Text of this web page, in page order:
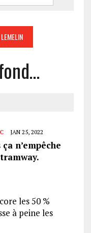
JAN 25, 2022
n’empêche
les 50 %
à peine les